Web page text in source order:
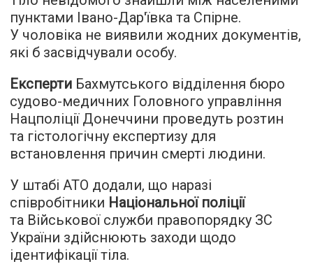
пунктами Івано-Дар'ївка та Спірне.
У чоловіка не виявили жодних документів,
які б засвідчували особу.
Експерти Бахмутського відділення бюро
судово-медичних Головного управління
Нацполіції Донеччини проведуть розтин
та гістологічну експертизу для
встановлення причин смерті людини.
У штабі АТО додали, що наразі
співробітники Національної поліції
та Військової служби правопорядку ЗС
України здійснюють заходи щодо
ідентифікації тіла.